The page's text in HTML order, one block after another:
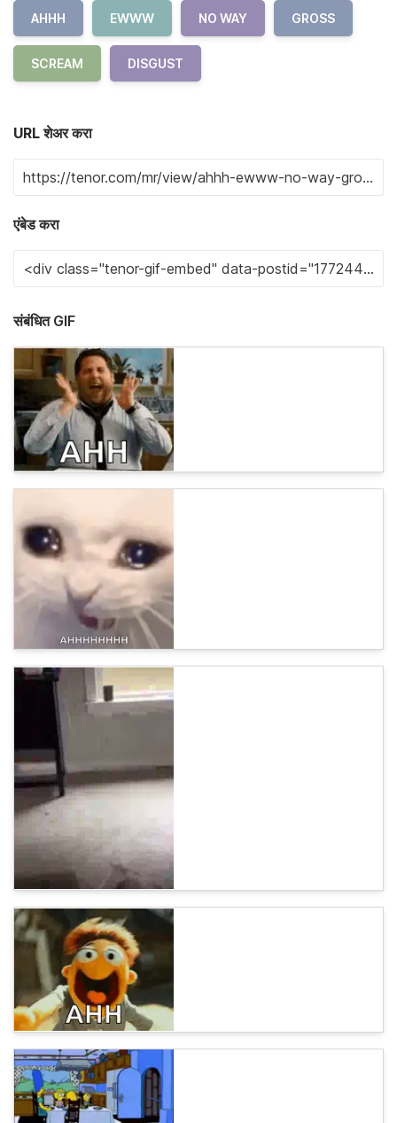
AHHH EWWW NO WAY GROSS
SCREAM DISGUST
URL शेअर करा
एंबेड करा
संबंधित GIF